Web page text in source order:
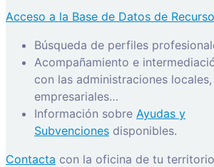
Acceso a la Base de Datos de
Búsqueda de perfiles
Acompañamiento e
con las administraciones
empresariales…
Información sobre Ayudas y
Subvenciones disponibles.
Contacta con la oficina de tu